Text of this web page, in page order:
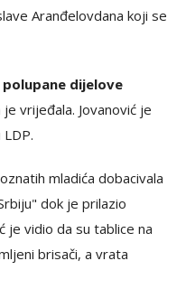
Aranđelovdana koji se
dijelove
vrijeđala. Jovanović je
mladića dobacivala
dok je prilazio
je vidio da su tablice na
brisači, a vrata